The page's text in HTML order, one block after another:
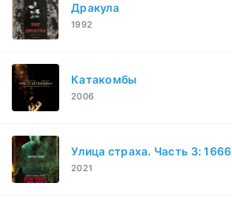
Дракула
1992
Катакомбы
2006
Улица страха. Часть 3: 1666
2021